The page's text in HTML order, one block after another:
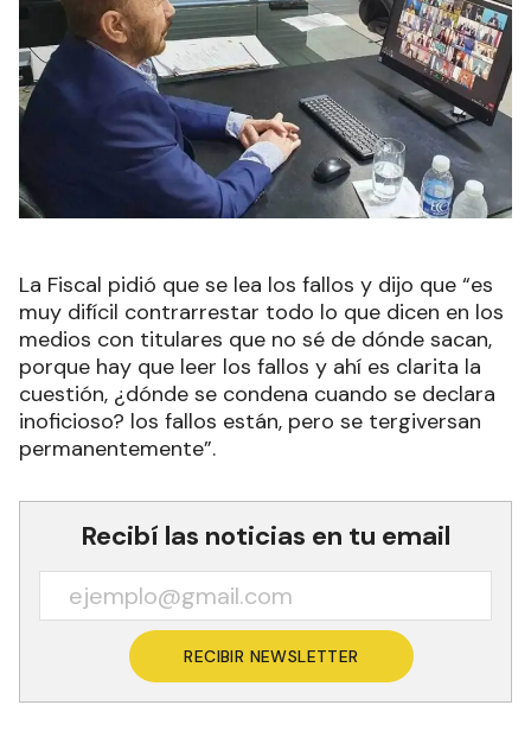
La Fiscal pidió que se lea los fallos y dijo que “es
muy difícil contrarrestar todo lo que dicen en los
medios con titulares que no sé de dónde sacan,
porque hay que leer los fallos y ahí es clarita la
cuestión, ¿dónde se condena cuando se declara
inoficioso? los fallos están, pero se tergiversan
permanentemente”.
Recibí las noticias en tu email
RECIBIR NEWSLETTER